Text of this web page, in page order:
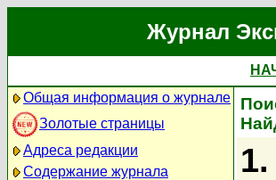
Журнал
Общая информация о журнале
Золотые страницы
Адреса редакции
Содержание журнала
1.